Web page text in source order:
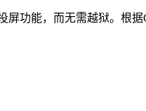
功能，而无需越狱。根